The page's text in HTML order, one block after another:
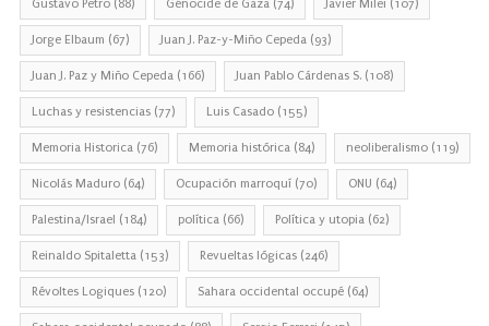
Gustavo Petro (88) Génocide de Gaza (74) Javier Milei (107)
Jorge Elbaum (67) Juan J. Paz-y-Miño Cepeda (93)
Juan J. Paz y Miño Cepeda (166) Juan Pablo Cárdenas S. (108)
Luchas y resistencias (77) Luis Casado (155)
Memoria Historica (76) Memoria histórica (84) neoliberalismo (119)
Nicolás Maduro (64) Ocupación marroquí (70) ONU (64)
Palestina/Israel (184) política (66) Política y utopia (62)
Reinaldo Spitaletta (153) Revueltas lógicas (246)
Révoltes Logiques (120) Sahara occidental occupé (64)